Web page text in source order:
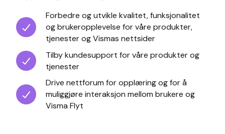
Forbedre og utvikle kvalitet, funksjonalitet
og brukeropplevelse for våre produkter,
tjenester og Vismas nettsider
Tilby kundesupport for våre produkter og
tjenester
Drive nettforum for opplæring og for å
muliggjøre interaksjon mellom brukere og
Visma Flyt